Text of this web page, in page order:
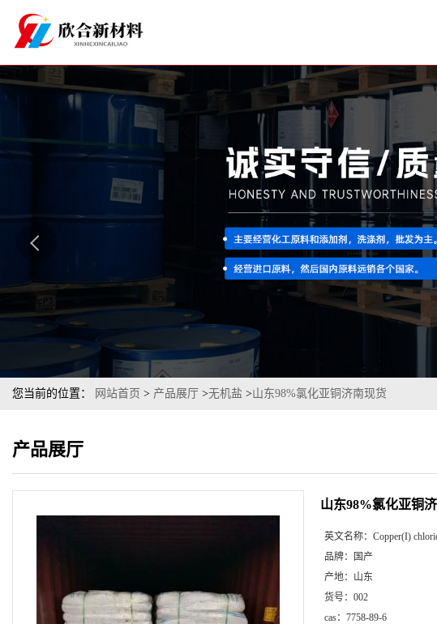
您当前的位置： 网站首页 > 产品展厅 >无机盐 >山东98%氯化亚铜济南现货
产品展厅
山东98%氯化亚铜
英文名称： Copper(I)
品牌：
国产
产地： 山东
货号： 002
cas： 7758-89-6